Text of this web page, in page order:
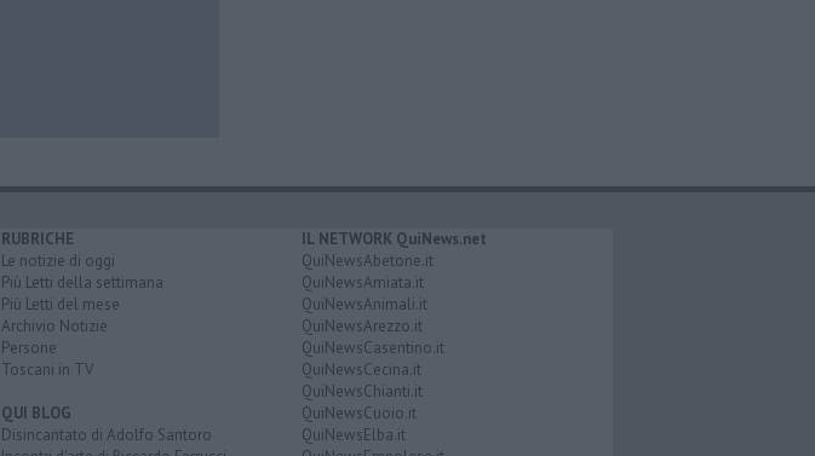
RUBRICHE
Le notizie di oggi
Più Letti della settimana
Più Letti del mese
Archivio Notizie
Persone
Toscani in TV
QUI BLOG
Disincantato di Adolfo Santoro
IL NETWORK QuiNews.net
QuiNewsAbetone.it
QuiNewsAmiata.it
QuiNewsAnimali.it
QuiNewsArezzo.it
QuiNewsCasentino.it
QuiNewsCecina.it
QuiNewsChianti.it
QuiNewsCuoio.it
QuiNewsElba.it